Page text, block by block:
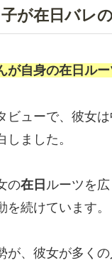
が在日バレ
が自身の在日 ルー
ビューで、彼女
しました。
の在日 ルーツを
を続けています。
が、彼女が多く